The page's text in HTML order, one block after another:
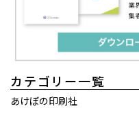
カテゴリー一覧
あけぼの印刷社